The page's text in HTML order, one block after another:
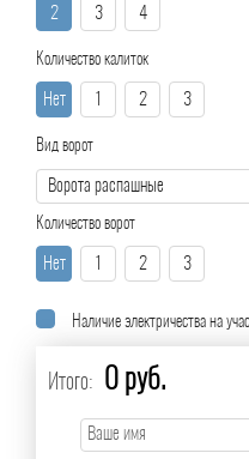
2 3 4
Количество калиток
Нет 1 2 3
Вид ворот
Количество ворот
Нет 1 2 3
Наличие электричества на
Итого: 0 руб.